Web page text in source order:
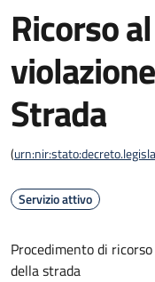
Ricorso
Strada
(
Servizio attivo
Procedimento di
della strada